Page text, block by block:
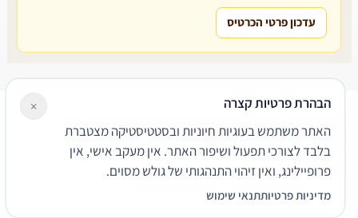
עדכון פרטי הכרטיס
שירותים משפטיים
דרושים צור קשר נגישותפרטיות
תנאי שימוש
© 2026 הפירמה. כל הזכויות שמורות.
הבהרת פרטיות קצרה
האתר משתמש בעוגיות חיוניות ובסטטיסטיקה מצטברת
בלבד לצורכי תפעול ושיפור האתר. אין מעקב אישי, אין
פרופיילינג, ואין זיהוי התנהגותי של גולש מסוים.
מדיניות פרטיותתנאי שימוש
×